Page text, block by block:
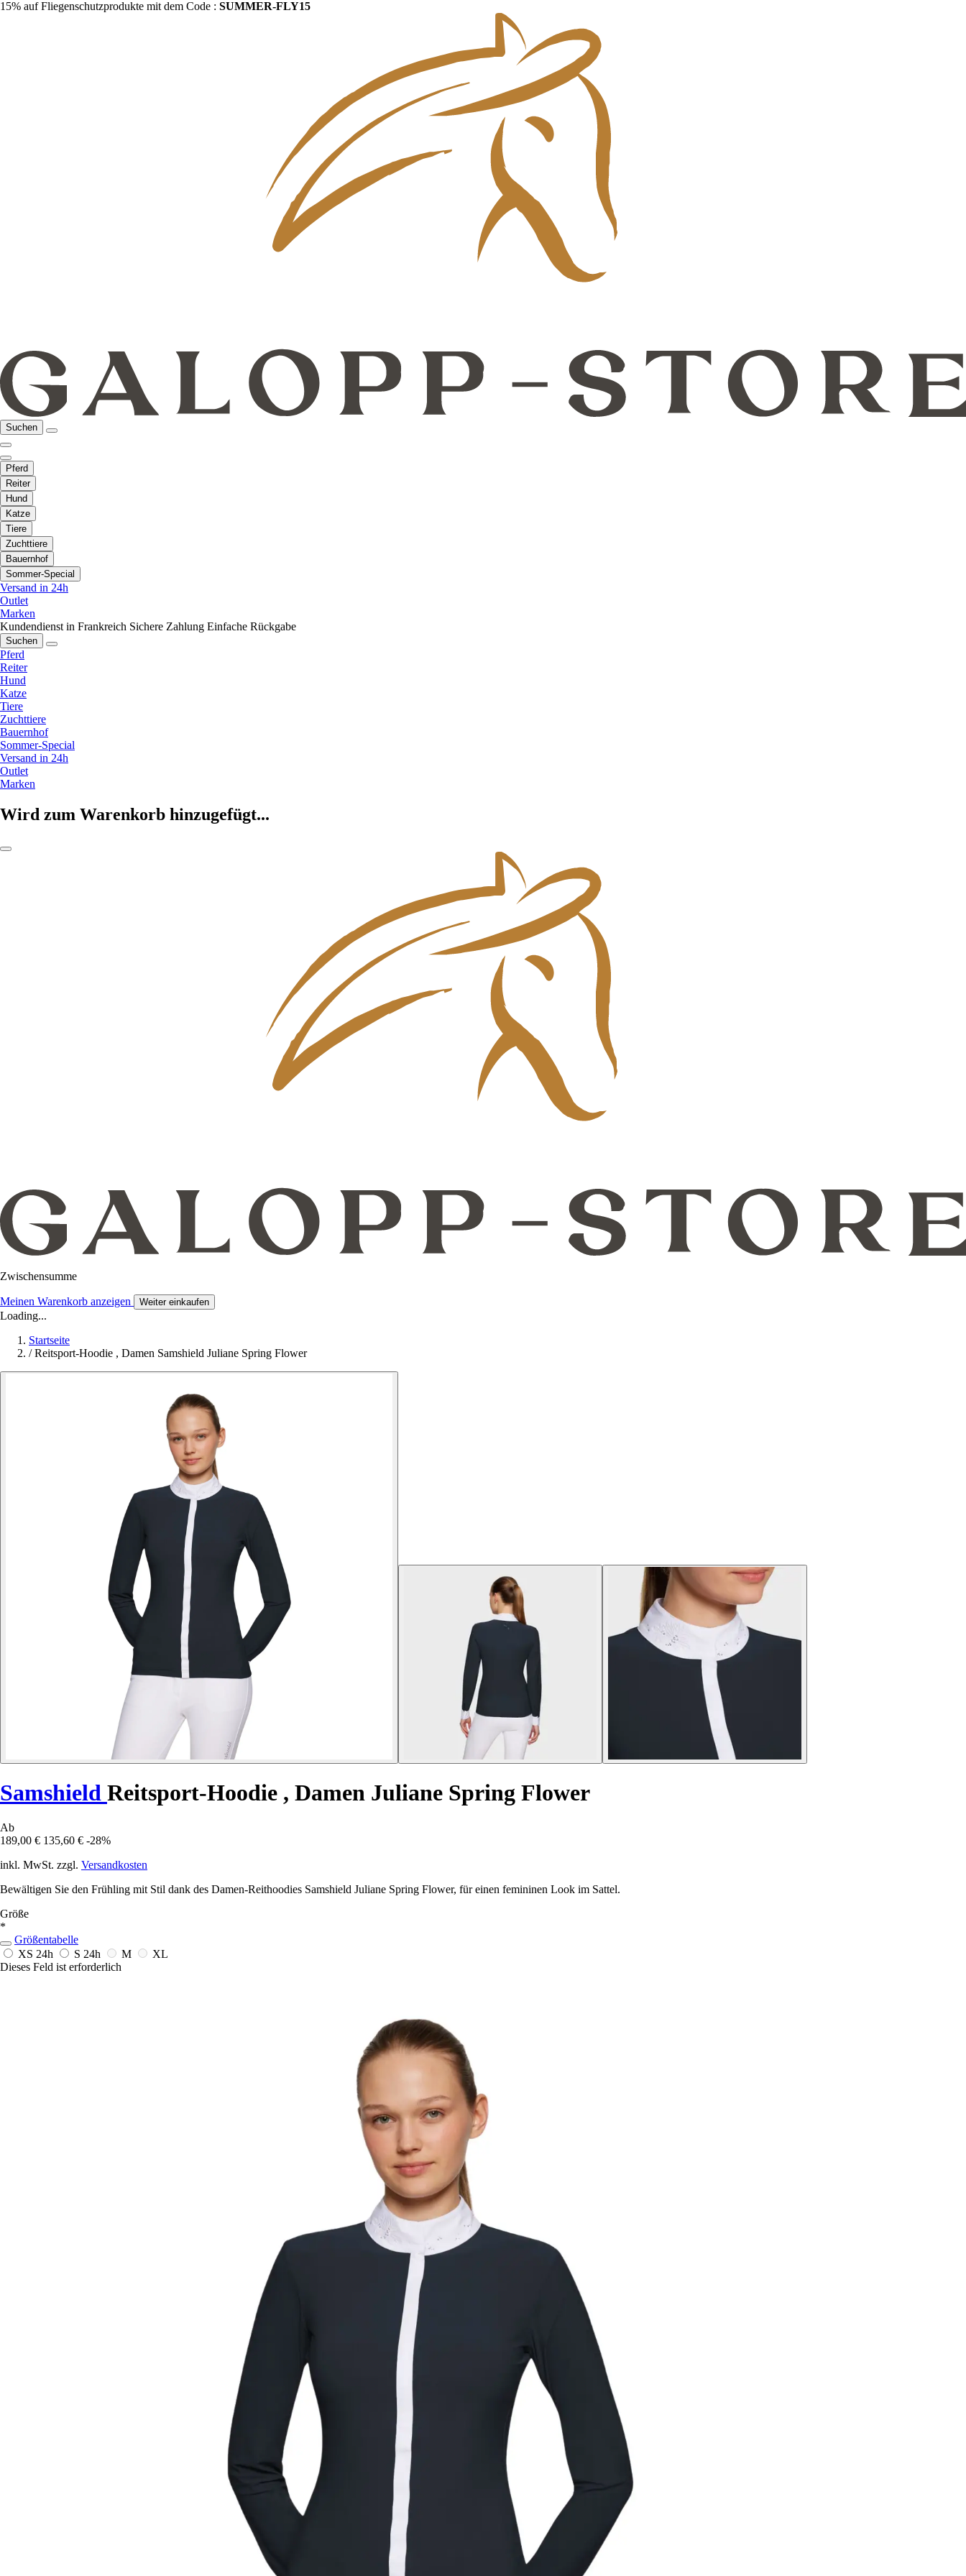
15% auf Fliegenschutzprodukte mit dem Code : SUMMER-FLY15
Suchen
Pferd
Reiter
Hund
Katze
Tiere
Zuchttiere
Bauernhof
Sommer-Special
Versand in 24h
Outlet
Marken
Kundendienst in Frankreich Sichere Zahlung Einfache Rückgabe
Suchen
Pferd
Reiter
Hund
Katze
Tiere
Zuchttiere
Bauernhof
Sommer-Special
Versand in 24h
Outlet
Marken
Wird zum Warenkorb hinzugefügt...
Zwischensumme
Meinen Warenkorb anzeigen Weiter einkaufen
Loading...
Startseite
/ Reitsport-Hoodie , Damen Samshield Juliane Spring Flower
Samshield Reitsport-Hoodie , Damen Juliane Spring Flower
Ab
189,00 € 135,60 € -28%
inkl. MwSt. zzgl. Versandkosten
Bewältigen Sie den Frühling mit Stil dank des Damen-Reithoodies Samshield Juliane Spring Flower, für einen femininen Look im Sattel.
Größe
*
Größentabelle
XS 24h S 24h M
XL
Dieses Feld ist erforderlich